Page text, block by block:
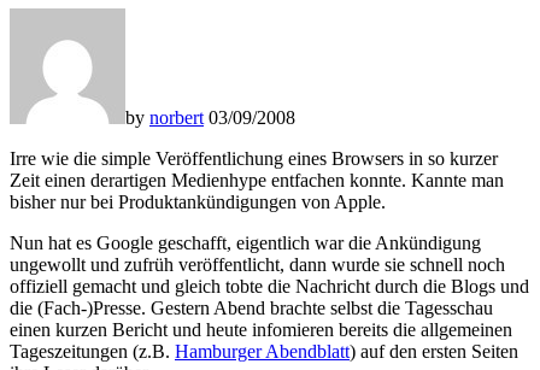
by norbert 03/09/2008
Irre wie die simple Veröffentlichung eines Browsers in so kurzer
Zeit einen derartigen Medienhype entfachen konnte. Kannte man
bisher nur bei Produktankündigungen von Apple.
Nun hat es Google geschafft, eigentlich war die Ankündigung
ungewollt und zufrüh veröffentlicht, dann wurde sie schnell noch
offiziell gemacht und gleich tobte die Nachricht durch die Blogs und
die (Fach-)Presse. Gestern Abend brachte selbst die Tagesschau
einen kurzen Bericht und heute infomieren bereits die allgemeinen
Tageszeitungen (z.B. Hamburger Abendblatt) auf den ersten Seiten